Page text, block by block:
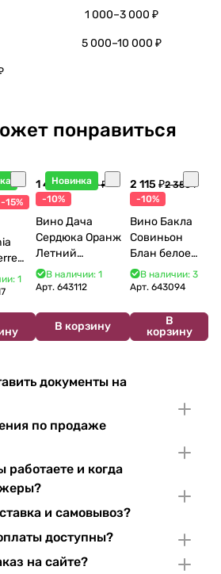
1 000–3 000 ₽
5 000–10 000 ₽
понравиться
-15%
1
Новинка
1 440 ₽1 600 ₽
-10%
Вино Дача
Сердюка Оранж
Летний
Сибирьковый
2024 750 мл
В наличии: 1
Арт. 643112
В корзину
2 115 ₽2 350 ₽
-10%
Вино Бакла
Совиньон
Блан белое
сухое 750 мл
12%
В наличии: 3
Арт.643094
В
корзину
документы на
по продаже
работаете и когда
и самовывоз?
доступны?
на сайте?